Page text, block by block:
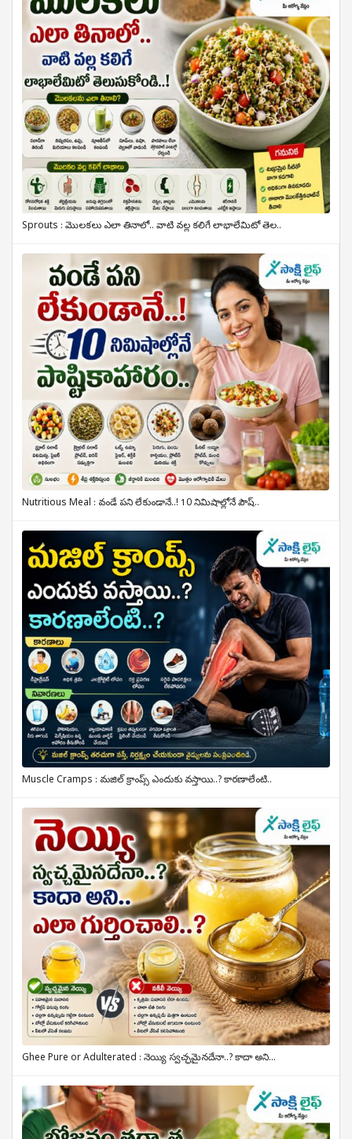
Sprouts : మొలకలు ఎలా తినాలో.. వాటి వల్ల కలిగే లాభాలేమిటో తెల..
Nutritious Meal : వండే పని లేకుండానే..! 10 నిమిషాల్లోనే పౌష్..
Muscle Cramps : మజిల్ క్రాంప్స్ ఎందుకు వస్తాయి..? కారణాలేంటి..
Ghee Pure or Adulterated : నెయ్యి స్వచ్ఛమైనదేనా..? కాదా అని...